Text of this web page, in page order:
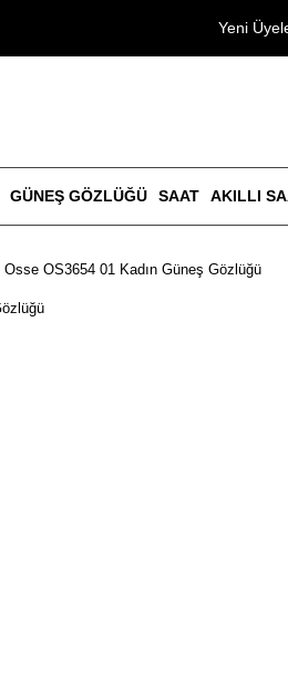
Yeni
GÜNEŞ GÖZLÜĞÜ SAAT AKILLI
Osse OS3654 01 Kadın Güneş Gözlüğü